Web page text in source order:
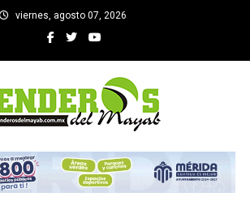
viernes, agosto 07, 2026
DEL MAYAB